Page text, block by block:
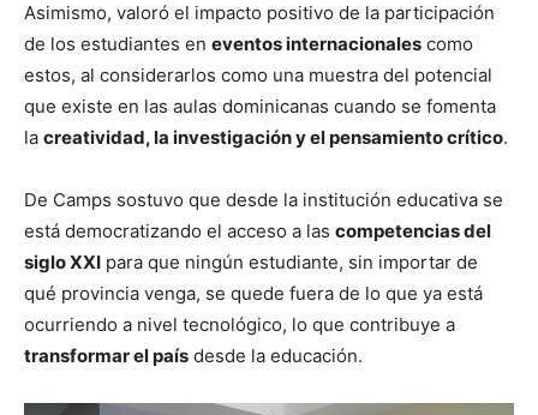
Asimismo, valoró el impacto positivo de la participación
de los estudiantes en eventos internacionales como
estos, al considerarlos como una muestra del potencial
que existe en las aulas dominicanas cuando se fomenta
la creatividad, la investigación y el pensamiento crítico.
De Camps sostuvo que desde la institución educativa se
está democratizando el acceso a las competencias del
siglo XXI para que ningún estudiante, sin importar de
qué provincia venga, se quede fuera de lo que ya está
ocurriendo a nivel tecnológico, lo que contribuye a
transformar el país desde la educación.